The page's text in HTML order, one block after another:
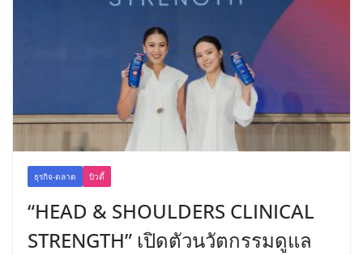
ธุรกิจ-ตลาด บิวตี้
“HEAD & SHOULDERS CLINICAL
STRENGTH” เปิดตัวนวัตกรรมดูแล